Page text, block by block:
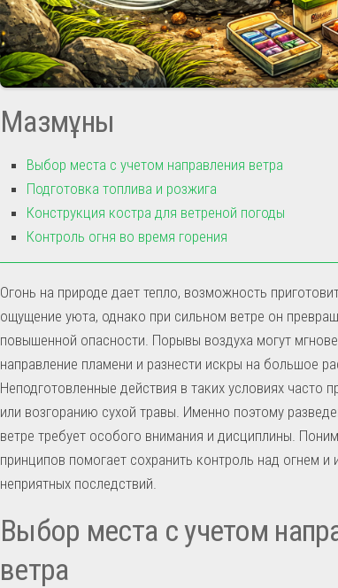
Мазмұны
Выбор места с учетом направления ветра
Подготовка топлива и розжига
Конструкция костра для ветреной погоды
Контроль огня во время горения
Огонь на природе дает тепло, возможность
ощущение уюта, однако при сильном ветре он
повышенной опасности. Порывы воздуха могут
направление пламени и разнести искры на большое
Неподготовленные действия в таких условиях часто
или возгоранию сухой травы. Именно поэтому
ветре требует особого внимания и дисциплины.
принципов помогает сохранить контроль над огнем и
неприятных последствий.
Выбор места с учетом
ветра